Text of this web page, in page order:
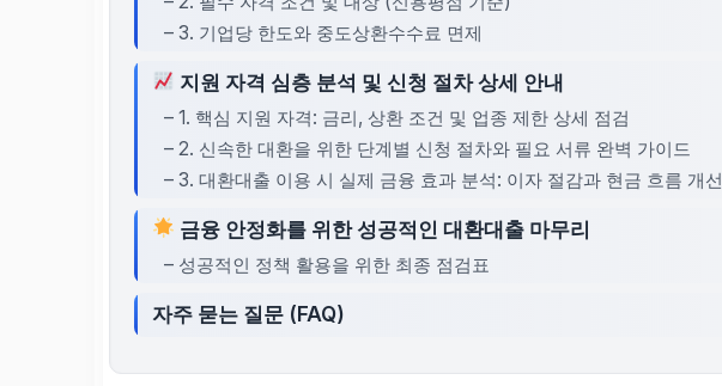
– 3. 기업당 한도와 중도상환수수료 면제
지원 자격 심층 분석 및 신청 절차 상세 안내
– 1. 핵심 지원 자격: 금리, 상환 조건 및 업종 제한 상세 점검
– 2. 신속한 대환을 위한 단계별 신청 절차와 필요 서류 완벽 가이드
– 3. 대환대출 이용 시 실제 금융 효과 분석: 이자 절감과 현금 흐름 개선
금융 안정화를 위한 성공적인 대환대출 마무리
– 성공적인 정책 활용을 위한 최종 점검표
자주 묻는 질문 (FAQ)